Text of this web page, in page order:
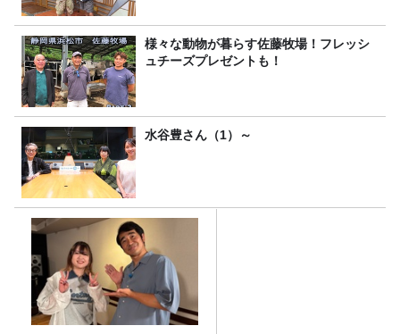
様々な動物が暮らす佐藤牧場！フレッシ
ュチーズプレゼントも！
水谷豊さん（1）～